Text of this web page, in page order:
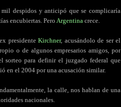
despidos y anticipó que se complicaría
encubiertas. PeroArgentina crece.
presidenteKirchner, acusándolo de ser el
o de algunos empresarios amigos, por
sorteo para definir el juzgado federal que
en el 2004 por una acusación similar.
la calle, nos hablan de una
nacionales.